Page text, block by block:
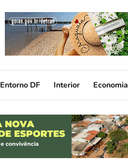
Entorno DF Interior Economia